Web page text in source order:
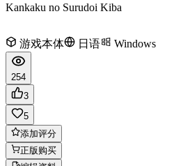
Kankaku no Surudoi Kiba
游戏本体 日语 Windows
254
3
5
添加评分
正版购买